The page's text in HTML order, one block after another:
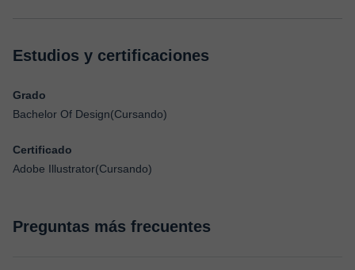
Estudios y certificaciones
Grado
Bachelor Of Design(Cursando)
Certificado
Adobe Illustrator(Cursando)
Preguntas más frecuentes